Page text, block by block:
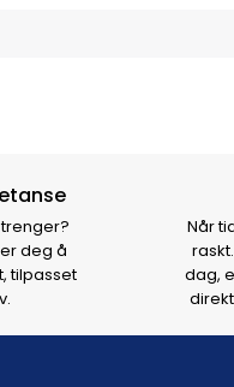
Halvorsen
deg å
tilpasset
Når
dag,